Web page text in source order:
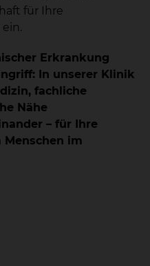
für Ihre
Erkrankung
In unserer Klinik
fachliche
Nähe
– für Ihre
im